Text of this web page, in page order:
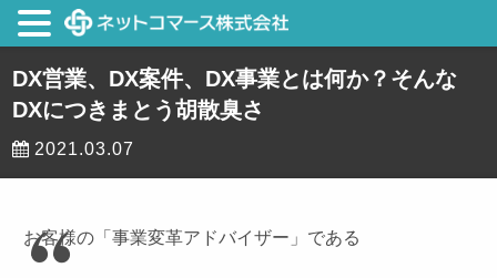
DX営業、DX案件、DX事業とは何か？そんな
DXにつきまとう胡散臭さ
2021.03.07
お客様の「事業変革アドバイザー」である